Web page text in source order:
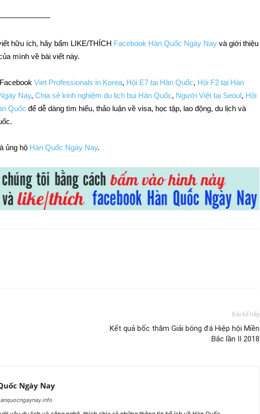
hữu ích, hãy bấm LIKE/THÍCH Facebook Hàn Quốc Ngày Nay và giới thiệu
mình về bài viết này.
Viet Professionals in Korea, Hội E7 tại Hàn Quốc, Hội F2 tại Hàn
Nay, Chia sẻ kinh nghiệm du lịch bụi Hàn Quốc, Người Việt tại Seoul, Hội
Quốc để dễ dàng tìm hiểu, thảo luận về visa, học tập, lao động, du lịch và
ủng hộ Hàn Quốc Ngày Nay.
Bài kế tiếp
Kết quả bốc thăm Giải bóng đá Hiệp hội Miền
Bắc lần II 2018
Ngày Nay